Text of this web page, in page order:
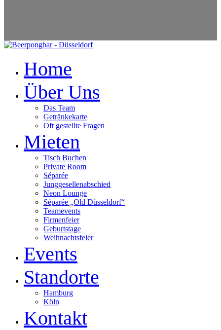
Home
Über Uns
Das Team
Getränkekarte
Oft gestellte Fragen
Mieten
Tisch Buchen
Private Room
Séparée
Junggesellenabschied
Neon Lounge
Séparée „Old Düsseldorf“
Teamevents
Firmenfeier
Geburtstage
Weihnachtsfeier
Events
Standorte
Hamburg
Köln
Kontakt